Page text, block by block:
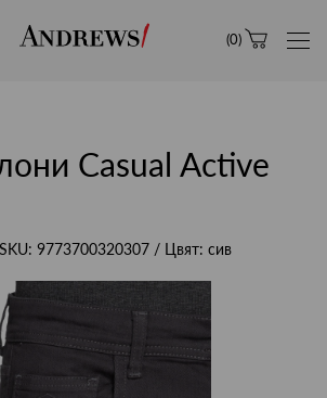
Andrews (0)
Casual Active
9773700320307 / Цвят: сив